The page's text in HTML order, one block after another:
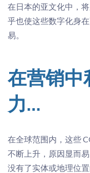
在日本的亚文化中，
乎也使这些数字化身
易。
在营销中
力…
在全球范围内，这些
不断上升，原因显而易
没有了实体或地理位